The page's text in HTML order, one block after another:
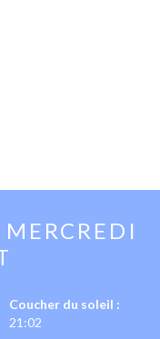
MERCREDI
Coucher du soleil :
21:02